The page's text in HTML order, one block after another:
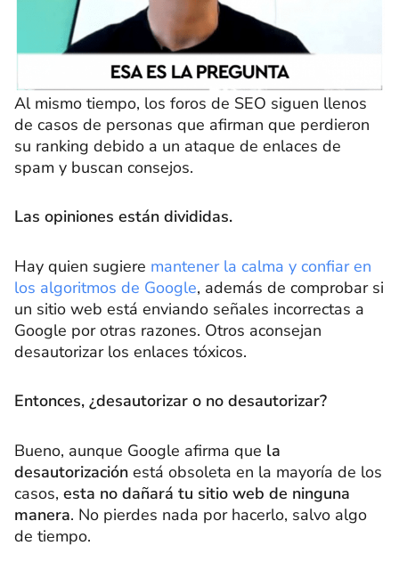
Al mismo tiempo, los foros de SEO siguen llenos
de casos de personas que afirman que perdieron
su ranking debido a un ataque de enlaces de
spam y buscan consejos.
Las opiniones están divididas.
Hay quien sugiere mantener la calma y confiar en
los algoritmos de Google, además de comprobar si
un sitio web está enviando señales incorrectas a
Google por otras razones. Otros aconsejan
desautorizar los enlaces tóxicos.
Entonces, ¿desautorizar o no desautorizar?
Bueno, aunque Google afirma que la
desautorización está obsoleta en la mayoría de los
casos, esta no dañará tu sitio web de ninguna
manera. No pierdes nada por hacerlo, salvo algo
de tiempo.